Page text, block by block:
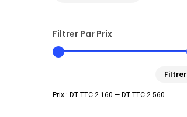
Filtrer Par Prix
Filtrer
Prix : DT TTC 2.160 — DT TTC 2.560